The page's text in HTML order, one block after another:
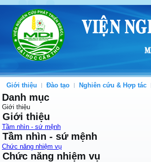
Giới thiệu Đào tạo Nghiên cứu & Hợp tác
Danh mục
Giới thiệu
Giới thiệu
Tầm nhìn - sứ mệnh
Tầm nhìn - sứ mệnh
Chức năng nhiệm vụ
Chức năng nhiệm vụ